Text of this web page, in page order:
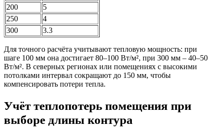
200
5
250
4
300
3.3
Для точного расчёта учитывают тепловую мощность: при
шаге 100 мм она достигает 80–100 Вт/м², при 300 мм – 40–50
Вт/м². В северных регионах или помещениях с высокими
потолками интервал сокращают до 150 мм, чтобы
компенсировать потери тепла.
Учёт теплопотерь помещения при
выборе длины контура